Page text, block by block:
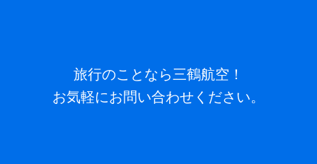
旅行のことなら三鶴航空！
お気軽にお問い合わせください。